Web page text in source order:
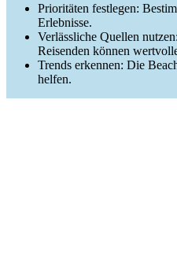
Prioritäten festlegen:
Erlebnisse.
Verlässliche Quellen
Reisenden können
Trends erkennen: Die
helfen.